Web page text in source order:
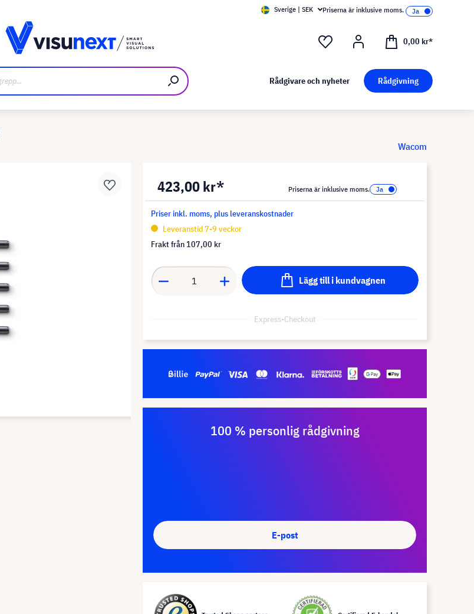
Sverige | SEK Priserna är inklusive moms.
0,00 kr*
Rådgivare och nyheter Rådgivning
Wacom
423,00 kr* Priserna är inklusive moms.
Priser inkl. moms, plus leveranskostnader
Leveranstid 7-9 veckor
Frakt från 107,00 kr
Lägg till i kundvagnen
Express-Checkout
100 % personlig rådgivning
E-post